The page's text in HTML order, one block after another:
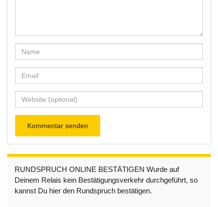
RUNDSPRUCH ONLINE BESTÄTIGEN Wurde auf
Deinem Relais kein Bestätigungsverkehr durchgeführt, so
kannst Du hier den Rundspruch bestätigen.